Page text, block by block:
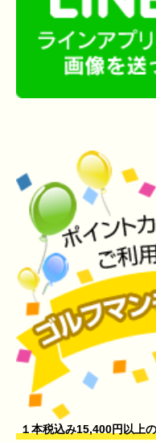
１本税込み15,400円以上